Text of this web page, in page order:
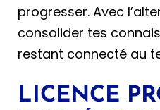
progresser. Avec
consolider tes
restant connecté au
LICENCE